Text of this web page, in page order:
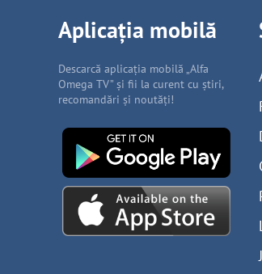
Aplicația mobilă
Descarcă aplicația mobilă „Alfa
Omega TV” și fii la curent cu știri,
recomandări și noutăți!